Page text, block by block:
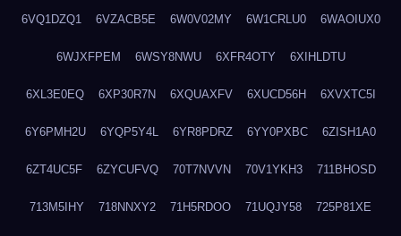
6VQ1DZQ1 6VZACB5E 6W0V02MY 6W1CRLU0 6WAOIUX0
6WJXFPEM 6WSY8NWU 6XFR4OTY 6XIHLDTU
6XL3E0EQ 6XP30R7N 6XQUAXFV 6XUCD56H 6XVXTC5I
6Y6PMH2U 6YQP5Y4L 6YR8PDRZ 6YY0PXBC 6ZISH1A0
6ZT4UC5F 6ZYCUFVQ 70T7NVVN 70V1YKH3 711BHOSD
713M5IHY 718NNXY2 71H5RDOO 71UQJY58 725P81XE